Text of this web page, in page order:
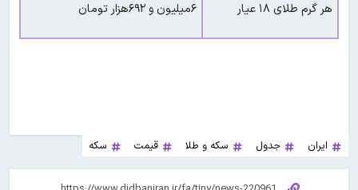
هر گرم طلای ۱۸ عیار ۶میلیون و ۶۹۲هزار تومان
ایران جدول سکه و طلا قیمت سکه